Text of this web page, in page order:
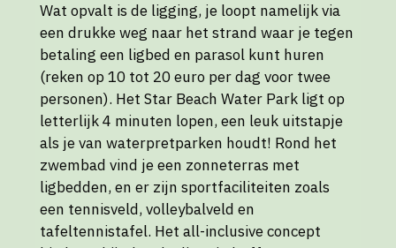
Wat opvalt is de ligging, je loopt namelijk via
een drukke weg naar het strand waar je tegen
betaling een ligbed en parasol kunt huren
(reken op 10 tot 20 euro per dag voor twee
personen). Het Star Beach Water Park ligt op
letterlijk 4 minuten lopen, een leuk uitstapje
als je van waterpretparken houdt! Rond het
zwembad vind je een zonneterras met
ligbedden, en er zijn sportfaciliteiten zoals
een tennisveld, volleybalveld en
tafeltennistafel. Het all-inclusive concept